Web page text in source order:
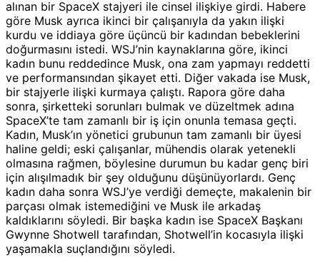
alınan bir SpaceX stajyeri ile cinsel ilişkiye girdi. Habere
göre Musk ayrıca ikinci bir çalışanıyla da yakın ilişki
kurdu ve iddiaya göre üçüncü bir kadından bebeklerini
doğurmasını istedi. WSJ’nin kaynaklarına göre, ikinci
kadın bunu reddedince Musk, ona zam yapmayı reddetti
ve performansından şikayet etti. Diğer vakada ise Musk,
bir stajyerle ilişki kurmaya çalıştı. Rapora göre daha
sonra, şirketteki sorunları bulmak ve düzeltmek adına
SpaceX’te tam zamanlı bir iş için onunla temasa geçti.
Kadın, Musk’ın yönetici grubunun tam zamanlı bir üyesi
haline geldi; eski çalışanlar, mühendis olarak yetenekli
olmasına rağmen, böylesine durumun bu kadar genç biri
için alışılmadık bir şey olduğunu düşünüyorlardı. Genç
kadın daha sonra WSJ’ye verdiği demeçte, makalenin bir
parçası olmak istemediğini ve Musk ile arkadaş
kaldıklarını söyledi. Bir başka kadın ise SpaceX Başkanı
Gwynne Shotwell tarafından, Shotwell’in kocasıyla ilişki
yaşamakla suçlandığını söyledi.